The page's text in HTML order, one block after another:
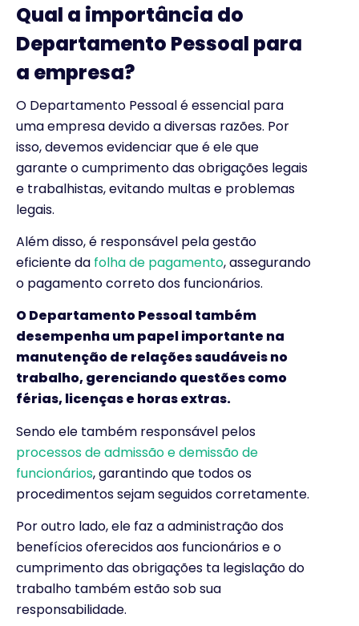
Qual a importância do
Departamento Pessoal para
a empresa?
O Departamento Pessoal é essencial para
uma empresa devido a diversas razões. Por
isso, devemos evidenciar que é ele que
garante o cumprimento das obrigações legais
e trabalhistas, evitando multas e problemas
legais.
Além disso, é responsável pela gestão
eficiente da folha de pagamento, assegurando
o pagamento correto dos funcionários.
O Departamento Pessoal também
desempenha um papel importante na
manutenção de relações saudáveis no
trabalho, gerenciando questões como
férias, licenças e horas extras.
Sendo ele também responsável pelos
processos de admissão e demissão de
funcionários, garantindo que todos os
procedimentos sejam seguidos corretamente.
Por outro lado, ele faz a administração dos
benefícios oferecidos aos funcionários e o
cumprimento das obrigações ta legislação do
trabalho também estão sob sua
responsabilidade.